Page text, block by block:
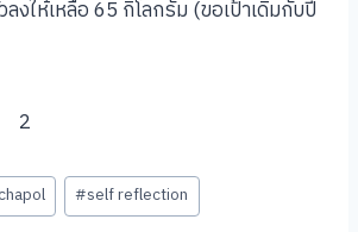
งให้เหลือ 65 กิโลกรัม (ขอเป้าเดิมกับปี
2
#self reflection